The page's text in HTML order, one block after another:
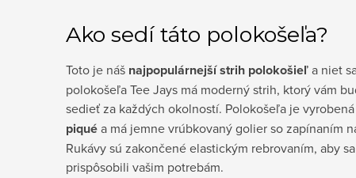
Ako sedí táto polokošeľa?
Toto je náš najpopulárnejší strih polokošieľa niet
polokošeľa Tee Jays má moderný strih, ktorý vám
sedieť za každých okolností. Polokošeľa je
piquéa má jemne vrúbkovaný golier so zapínaním
Rukávy sú zakončené elastickým rebrovaním, aby
prispôsobili vašim potrebám.